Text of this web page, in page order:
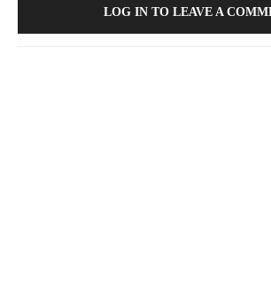
LOG IN TO LEAVE A